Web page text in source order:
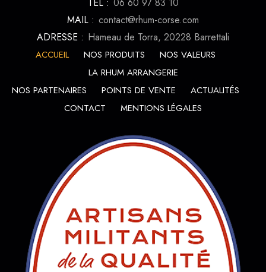
MAIL : contact@rhum-corse.com
ADRESSE : Hameau de Torra, 20228 Barrettali
ACCUEIL NOS PRODUITS
NOS VALEURS
LA RHUM ARRANGERIE
NOS PARTENAIRES
POINTS DE VENTE
ACTUALITÉS
CONTACT
MENTIONS LÉGALES